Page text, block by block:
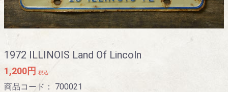
1972 ILLINOIS Land Of Lincoln
1,200円 税込
商品コード： 700021